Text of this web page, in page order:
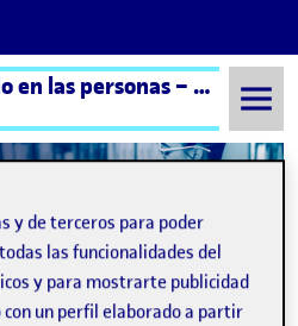
Diseño centrado en las personas – Aula 2
DISEÑOUNIVERSAL
y de terceros para poder
las funcionalidades del
y para mostrarte publicidad
un perfil elaborado a partir